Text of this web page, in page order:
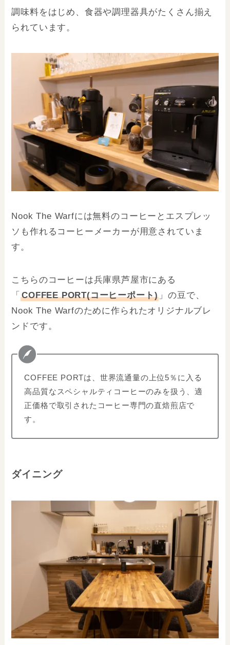
調味料をはじめ、食器や調理器具がたくさん揃え
られています。
Nook The Warfには無料のコーヒー とエスプレッ
ソも作れるコーヒーメーカーが用意されていま
す。
こちらのコーヒーは兵庫県芦屋市にある
「COFFEE PORT(コーヒーポート) 」の豆で、
Nook The Warfのために作られたオリジナルブレ
ンドです。
COFFEE PORTは、世界流通量の上位5％に入る
高品質なスペシャルティコーヒーのみを扱う、適
正価格で取引されたコーヒー専門の直焙煎店で
す。
ダイニング